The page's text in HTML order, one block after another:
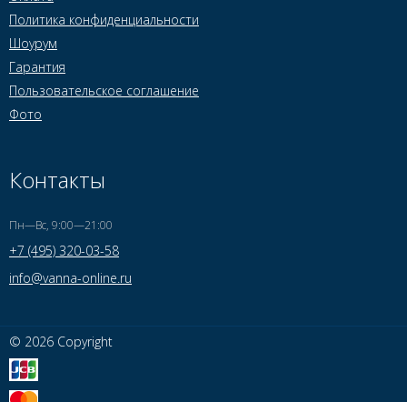
Политика конфиденциальности
Шоурум
Гарантия
Пользовательское соглашение
Фото
Контакты
Пн—Вс, 9:00—21:00
+7 (495) 320-03-58
info@vanna-online.ru
© 2026 Copyright